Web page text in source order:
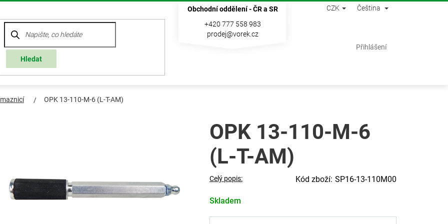
Obchodní oddělení - ČR a SR
+420 777 558 983
prodej@vorek.cz
CZK Čeština
Hledat
Přihlášení
OPK 13-110-M-6 (L-T-AM)
OPK 13-110-M-6
(L-T-AM)
Skladem
Celý popis: SP16-13-110M00